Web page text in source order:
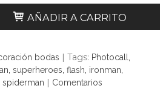
AÑADIR A CARRITO
bodas | Tags: Photocall
superheroes flash ironman
spiderman | Comentarios